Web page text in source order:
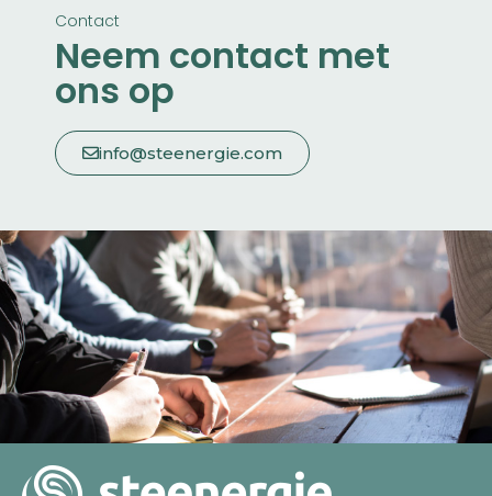
Contact
Neem contact met
ons op
info@steenergie.com